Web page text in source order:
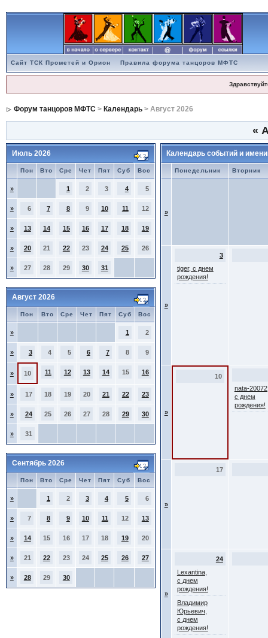
Сайт ТСК Прометей и Орион Правила форума танцоров МФТС
Форум танцоров МФТС> Календарь> Август 2026
«
Июль 2026
Пон Вто Сре Чет Пят Суб Вос
» 1 2 3 4 5
» 6 7 8 9 10 11 12
» 13 14 15 16 17 18 19
» 20 21 22 23 24 25 26
» 27 28 29 30 31
Август 2026
Пон Вто Сре Чет Пят Суб Вос
» 1 2
» 3 4 5 6 7 8 9
» 10 11 12 13 14 15 16
» 17 18 19 20 21 22 23
» 24 25 26 27 28 29 30
» 31
Сентябрь 2026
Пон Вто Сре Чет Пят Суб Вос
» 1 2 3 4 5 6
» 7 8 9 10 11 12 13
» 14 15 16 17 18 19 20
» 21 22 23 24 25 26 27
» 28 29 30
Календарь событий и
Понедельник Вторник
»
»
3
tiger, с днем
рождения!
»
10
nata-
с днем
рождения!
»
17
»
24
Lexantina,
с днем
рождения!
Владимир
Юрьевич,
с днем
рождения!